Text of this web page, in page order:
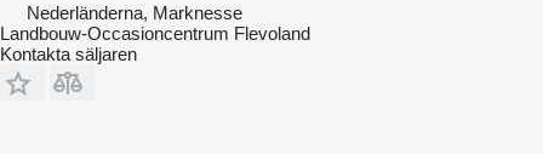
Nederländerna, Marknesse
Landbouw-Occasioncentrum Flevoland
Kontakta säljaren